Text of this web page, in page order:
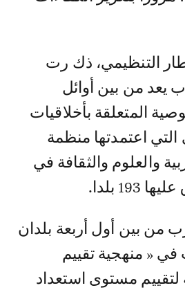
التنظيمي، ذك رت
يعد من بين أوائل
المتعلقة بأخلاقيات
التي اعتمدتها منظمة
والعلوم والثقافة في
من بين أول أربعة بلدان
« منهجية تقييم
لتقييم مستوى استعداد